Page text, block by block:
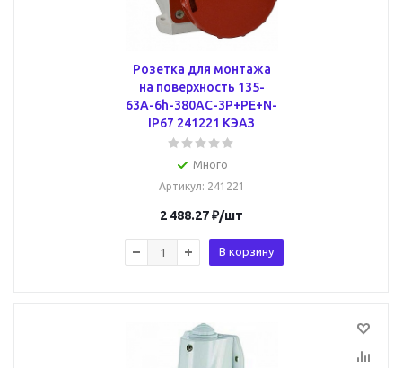
Розетка для монтажа
на поверхность 135-
63А-6h-380AC-3P+PE+N-
IP67 241221 КЭАЗ
Много
Артикул: 241221
2 488.27₽/шт
В корзину